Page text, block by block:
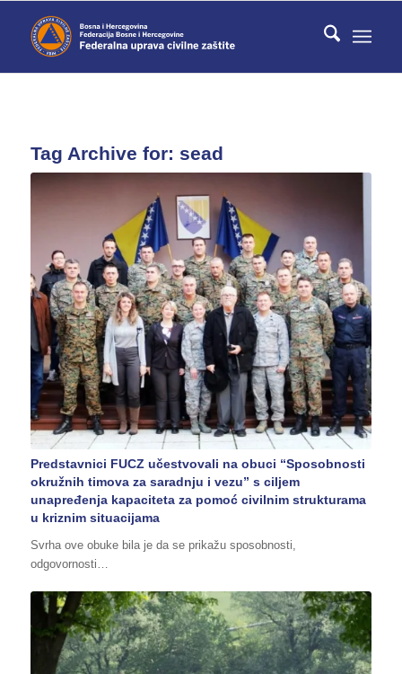
Tag Archive for: sead
Predstavnici FUCZ učestvovali na obuci “Sposobnosti
okružnih timova za saradnju i vezu” s ciljem
unapređenja kapaciteta za pomoć civilnim strukturama
u kriznim situacijama
Svrha ove obuke bila je da se prikažu sposobnosti,
odgovornosti…